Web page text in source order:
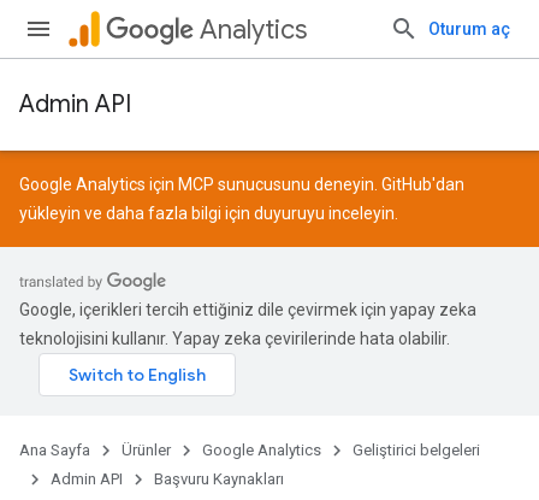
Analytics Oturum aç
Admin API
Google Analytics için MCP sunucusunu deneyin. GitHub'dan
yükleyin ve daha fazla bilgi için duyuruyu inceleyin.
Google, içerikleri tercih ettiğiniz dile çevirmek için yapay zeka
teknolojisini kullanır. Yapay zeka çevirilerinde hata olabilir.
Ana Sayfa Ürünler Google Analytics
Geliştirici belgeleri
Admin API
Başvuru Kaynakları